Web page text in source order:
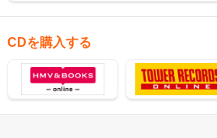
CDを購入する